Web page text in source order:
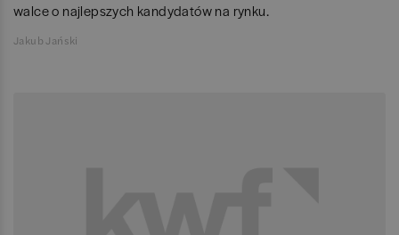
walce o najlepszych kandydatów na rynku.
Jakub Jański